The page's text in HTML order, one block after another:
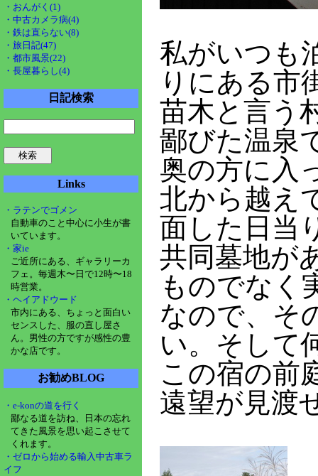
・おんがく(1)
・中古カメラ病(4)
・鉄は直らない(8)
・旅日記(47)
・都市風景(22)
・長屋暮らし(4)
日記検索
Links
・ラテンでゴメン
自動車のこと中心に小生が書
いています。
・家ie
ご近所にある、ギャラリーカ
フェ。毎週木〜日で12時〜18
時営業。
・ヘイアドウード
市内にある、ちょっと面白い
センスした、服の直し屋さ
ん。男性の方ですが感性の豊
かな店です。
お勧めBLOG
・e-konの道を行く
鄙なる道を訪ね、日本の忘れ
てきた風景を思い起こさせて
くれます。
・ゼロから始める輸入中古車ラ
イフ
私がいつも
りにある市
苗木と言う
鄙びた温泉
奥の方に入
北から越え
面した日当
共同墓地が
ものでなく
なので、そ
い。そして
この宿の前
遠望が見渡